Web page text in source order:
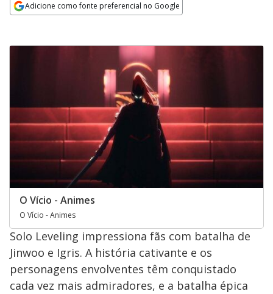
Adicione como fonte preferencial no Google
O Vício - Animes
O Vício - Animes
Solo Leveling impressiona fãs com batalha de
Jinwoo e Igris. A história cativante e os
personagens envolventes têm conquistado
cada vez mais admiradores, e a batalha épica